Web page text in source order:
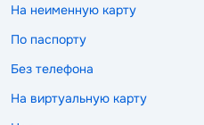
На неименную карту
По паспорту
Без телефона
На виртуальную карту